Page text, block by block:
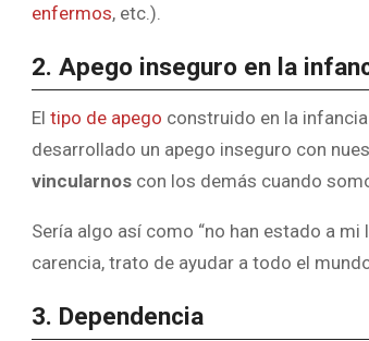
enfermos, etc.).
2. Apego inseguro en la
El tipo de apego construido en la
desarrollado un apego inseguro con
vincularnos con los demás cuando
Sería algo así como “no han estado a
carencia, trato de ayudar a todo el
3. Dependencia